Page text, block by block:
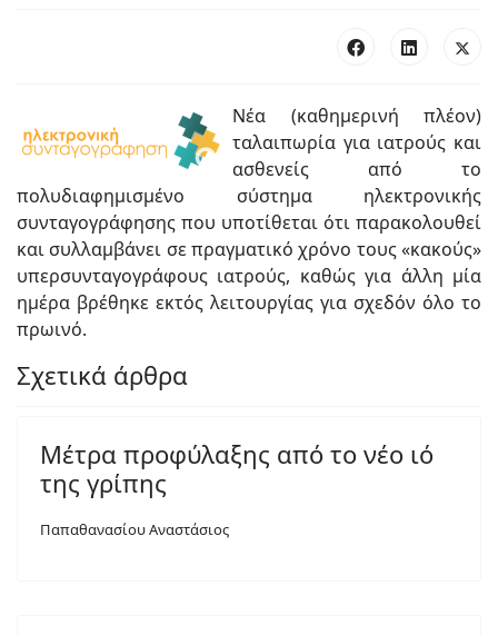
Νέα (καθημερινή πλέον)
ταλαιπωρία για ιατρούς και
ασθενείς από το
πολυδιαφημισμένο σύστημα ηλεκτρονικής
συνταγογράφησης που υποτίθεται ότι παρακολουθεί
και συλλαμβάνει σε πραγματικό χρόνο τους «κακούς»
υπερσυνταγογράφους ιατρούς, καθώς για άλλη μία
ημέρα βρέθηκε εκτός λειτουργίας για σχεδόν όλο το
πρωινό.
Σχετικά άρθρα
Μέτρα προφύλαξης από το νέο ιό
της γρίπης
Παπαθανασίου Αναστάσιος